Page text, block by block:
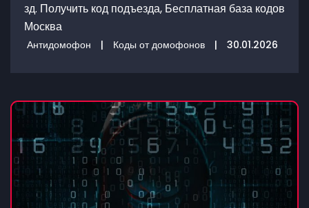
зд. Получить код подъезда, Бесплатная база кодов
Москва
Антидомофон | Коды от домофонов | 30.01.2026